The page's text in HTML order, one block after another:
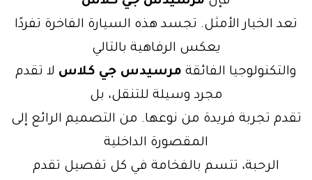
تعد الخيار الأمثل. تجسد هذه السيارة الفاخرة تفردًا
يعكس الرفاهية بالتالي
والتكنولوجيا الفائقة مرسيدس جي كلاس لا تقدم
مجرد وسيلة للتنقل، بل
تقدم تجربة فريدة من نوعها. من التصميم الرائع إلى
المقصورة الداخلية
الرحبة، تتسم بالفخامة في كل تفصيل تقدم